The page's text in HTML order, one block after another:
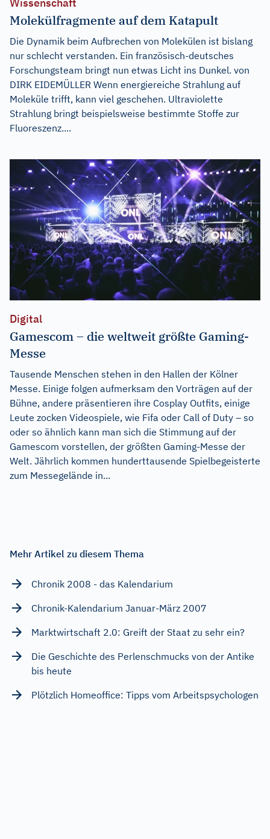
Wissenschaft
Molekülfragmente auf dem Katapult
Die Dynamik beim Aufbrechen von Molekülen ist bislang
nur schlecht verstanden. Ein französisch-deutsches
Forschungsteam bringt nun etwas Licht ins Dunkel. von
DIRK EIDEMÜLLER Wenn energiereiche Strahlung auf
Moleküle trifft, kann viel geschehen. Ultraviolette
Strahlung bringt beispielsweise bestimmte Stoffe zur
Fluoreszenz....
Digital
Gamescom – die weltweit größte Gaming-
Messe
Tausende Menschen stehen in den Hallen der Kölner
Messe. Einige folgen aufmerksam den Vorträgen auf der
Bühne, andere präsentieren ihre Cosplay Outfits, einige
Leute zocken Videospiele, wie Fifa oder Call of Duty – so
oder so ähnlich kann man sich die Stimmung auf der
Gamescom vorstellen, der größten Gaming-Messe der
Welt. Jährlich kommen hunderttausende Spielbegeisterte
zum Messegelände in...
Mehr Artikel zu diesem Thema
Chronik 2008 - das Kalendarium
Chronik-Kalendarium Januar-März 2007
Marktwirtschaft 2.0: Greift der Staat zu sehr ein?
Die Geschichte des Perlenschmucks von der Antike
bis heute
Plötzlich Homeoffice: Tipps vom Arbeitspsychologen